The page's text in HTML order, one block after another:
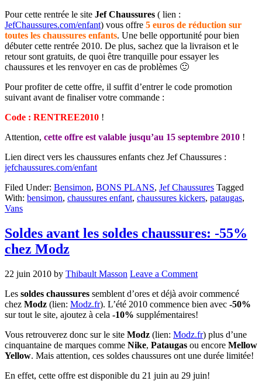
Pour cette rentrée le site Jef Chaussures ( lien :
JefChaussures.com/enfant) vous offre 5 euros de réduction sur
toutes les chaussures enfants. Une belle opportunité pour bien
débuter cette rentrée 2010. De plus, sachez que la livraison et le
retour sont gratuits, de quoi être tranquille pour essayer les
chaussures et les renvoyer en cas de problèmes 🙂
Pour profiter de cette offre, il suffit d’entrer le code promotion
suivant avant de finaliser votre commande :
Code : RENTREE2010 !
Attention, cette offre est valable jusqu’au 15 septembre 2010 !
Lien direct vers les chaussures enfants chez Jef Chaussures :
jefchaussures.com/enfant
Filed Under: Bensimon, BONS PLANS, Jef Chaussures Tagged
With: bensimon, chaussures enfant, chaussures kickers, pataugas,
Vans
Soldes avant les soldes chaussures: -55%
chez Modz
22 juin 2010 by Thibault Masson Leave a Comment
Les soldes chaussures semblent d’ores et déjà avoir commencé
chez Modz (lien: Modz.fr). L’été 2010 commence bien avec -50%
sur tout le site, ajoutez à cela -10% supplémentaires!
Vous retrouverez donc sur le site Modz (lien: Modz.fr) plus d’une
cinquantaine de marques comme Nike, Pataugas ou encore Mellow
Yellow. Mais attention, ces soldes chaussures ont une durée limitée!
En effet, cette offre est disponible du 21 juin au 29 juin!